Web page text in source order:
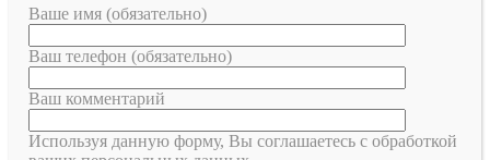
Ваше имя (обязательно)
Ваш телефон (обязательно)
Ваш комментарий
Используя данную форму, Вы соглашаетесь с обработкой